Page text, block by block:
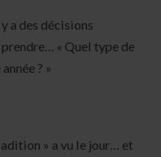
a des décisions
« Quel type de
? »
» a vu le jour… et